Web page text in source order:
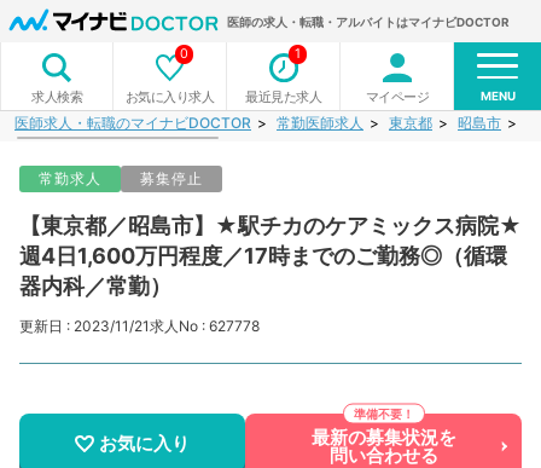
医師の求人・転職・アルバイトはマイナビDOCTOR
求人検索 お気に入り求人
0
最近見た求人
1
マイページ MENU
医師求人・転職のマイナビDOCTOR 常勤医師求人 東京都 昭島市
常勤求人 募集停止
【東京都／昭島市】★駅チカのケアミックス病院★
週4日1,600万円程度／17時までのご勤務◎（循環
器内科／常勤）
更新日 : 2023/11/21求人No : 627778
お気に入り 最新の募集状況を
問い合わせる